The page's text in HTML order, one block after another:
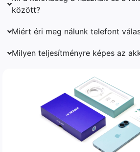
között?
Miért éri meg nálunk telefont
Milyen teljesítményre képes az